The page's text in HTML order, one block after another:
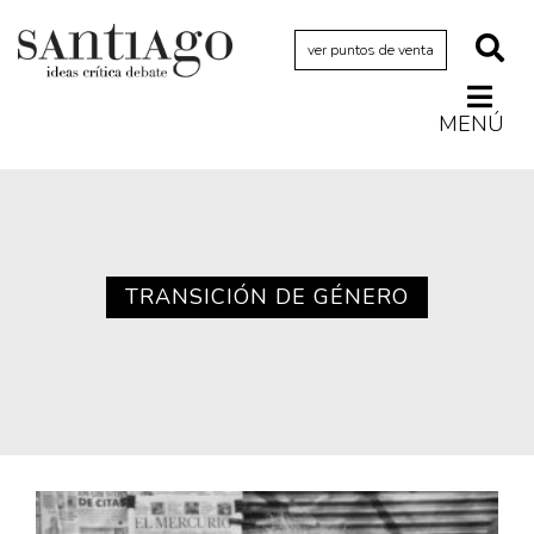
ver puntos de venta
MENÚ
Artes visualesTRANSICIÓN DE GÉNERO